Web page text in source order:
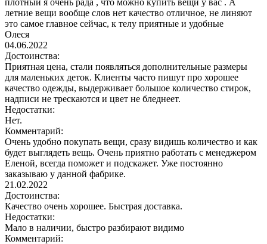
летние вещи вообще слов нет качество отличное, не линяют
это самое главное сейчас, к телу приятные и удобные
Олеся
04.06.2022
Достоинства:
Приятная цена, стали появляться дополнительные размеры
для маленьких деток. Клиенты часто пишут про хорошее
качество одежды, выдерживает большое количество стирок,
надписи не трескаются и цвет не бледнеет.
Недостатки:
Нет.
Комментарий:
Очень удобно покупать вещи, сразу видишь количество и как
будет выглядеть вещь. Очень приятно работать с менеджером
Еленой, всегда поможет и подскажет. Уже постоянно
заказываю у данной фабрике.
21.02.2022
Достоинства:
Качество очень хорошее. Быстрая доставка.
Недостатки:
Мало в наличии, быстро разбирают видимо
Комментарий: